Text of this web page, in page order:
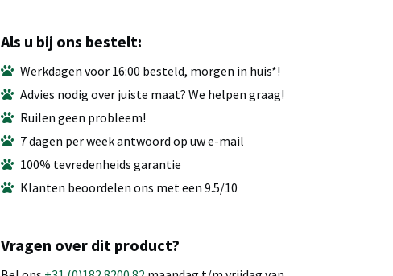
Als u bij ons bestelt:
Werkdagen voor 16:00 besteld, morgen in huis*!
Advies nodig over juiste maat? We helpen graag!
Ruilen geen probleem!
7 dagen per week antwoord op uw e-mail
100% tevredenheids garantie
Klanten beoordelen ons met een 9.5/10
Vragen over dit product?